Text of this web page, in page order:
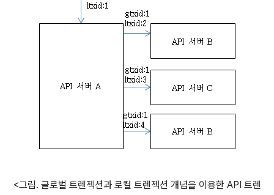
<그림. 글로벌 트렌젝션과 로컬 트렌젝션 개념을 이용한 API 트렌